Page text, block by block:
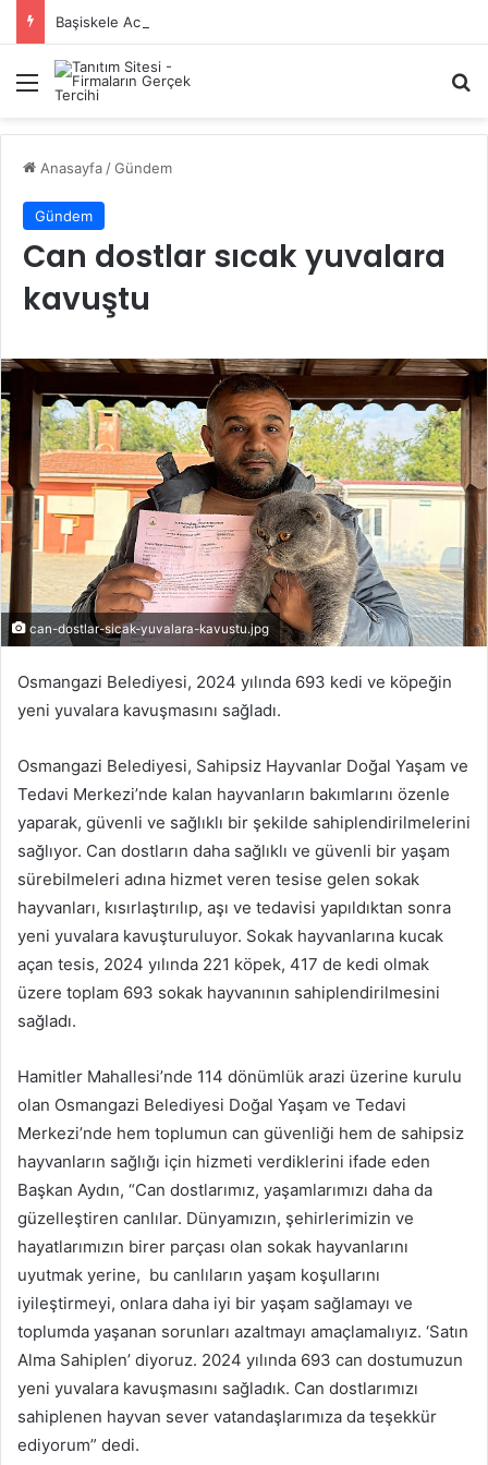
Başiskele Acil Çilingir Hizmeti İçin Doğru Adres Neresi?
Menü
Anasayfa /Gündem
Gündem
Can dostlar sıcak yuvalara
kavuştu
can-dostlar-sicak-yuvalara-kavustu.jpg
Osmangazi Belediyesi, 2024 yılında 693 kedi ve köpeğin
yeni yuvalara kavuşmasını sağladı.
Osmangazi Belediyesi, Sahipsiz Hayvanlar Doğal Yaşam ve
Tedavi Merkezi’nde kalan hayvanların bakımlarını özenle
yaparak, güvenli ve sağlıklı bir şekilde sahiplendirilmelerini
sağlıyor. Can dostların daha sağlıklı ve güvenli bir yaşam
sürebilmeleri adına hizmet veren tesise gelen sokak
hayvanları, kısırlaştırılıp, aşı ve tedavisi yapıldıktan sonra
yeni yuvalara kavuşturuluyor. Sokak hayvanlarına kucak
açan tesis, 2024 yılında 221 köpek, 417 de kedi olmak
üzere toplam 693 sokak hayvanının sahiplendirilmesini
sağladı.
Hamitler Mahallesi’nde 114 dönümlük arazi üzerine kurulu
olan Osmangazi Belediyesi Doğal Yaşam ve Tedavi
Merkezi’nde hem toplumun can güvenliği hem de sahipsiz
hayvanların sağlığı için hizmeti verdiklerini ifade eden
Başkan Aydın, “Can dostlarımız, yaşamlarımızı daha da
güzelleştiren canlılar. Dünyamızın, şehirlerimizin ve
hayatlarımızın birer parçası olan sokak hayvanlarını
uyutmak yerine, bu canlıların yaşam koşullarını
iyileştirmeyi, onlara daha iyi bir yaşam sağlamayı ve
toplumda yaşanan sorunları azaltmayı amaçlamalıyız. ‘Satın
Alma Sahiplen’ diyoruz. 2024 yılında 693 can dostumuzun
yeni yuvalara kavuşmasını sağladık. Can dostlarımızı
sahiplenen hayvan sever vatandaşlarımıza da teşekkür
ediyorum” dedi.